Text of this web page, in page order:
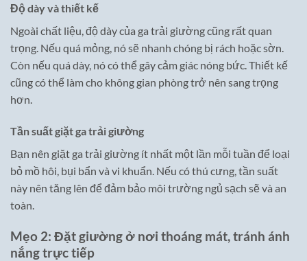
Độ dày và thiết kế
Ngoài chất liệu, độ dày của ga trải giường cũng rất quan
trọng. Nếu quá mỏng, nó sẽ nhanh chóng bị rách hoặc sờn.
Còn nếu quá dày, nó có thể gây cảm giác nóng bức. Thiết kế
cũng có thể làm cho không gian phòng trở nên sang trọng
hơn.
Tần suất giặt ga trải giường
Bạn nên giặt ga trải giường ít nhất một lần mỗi tuần để loại
bỏ mồ hôi, bụi bẩn và vi khuẩn. Nếu có thú cưng, tần suất
này nên tăng lên để đảm bảo môi trường ngủ sạch sẽ và an
toàn.
Mẹo 2: Đặt giường ở nơi thoáng mát, tránh ánh
nắng trực tiếp